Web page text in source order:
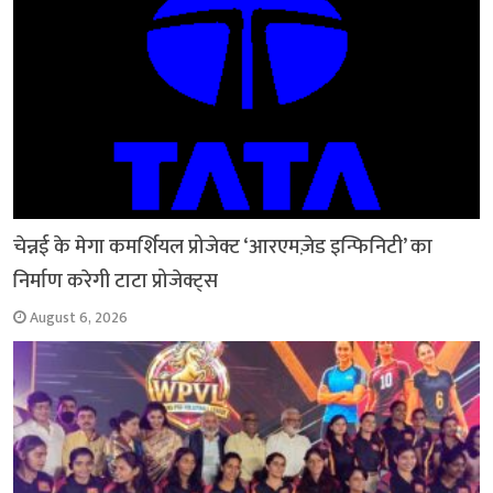
चेन्नई के मेगा कमर्शियल प्रोजेक्ट ‘आरएमज़ेड इन्फिनिटी’ का
निर्माण करेगी टाटा प्रोजेक्ट्स
August 6, 2026